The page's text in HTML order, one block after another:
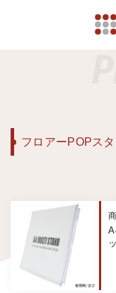
フロアーPOPス